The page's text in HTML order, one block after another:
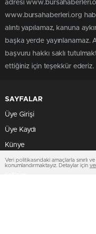
adresi
www.bursahaberleri.org
alıntı yapılamaz, kanuna
başka yerde yayınlanamaz.
başvuru hakkı saklı
ettiğiniz için teşekkür ederiz.
SAYFALAR
Üye Girişi
Üye Kaydı
Künye
Hakkımızda
Veri politikasındaki amaçlarla sınırlı
konumlandırmaktayız. Detaylar için